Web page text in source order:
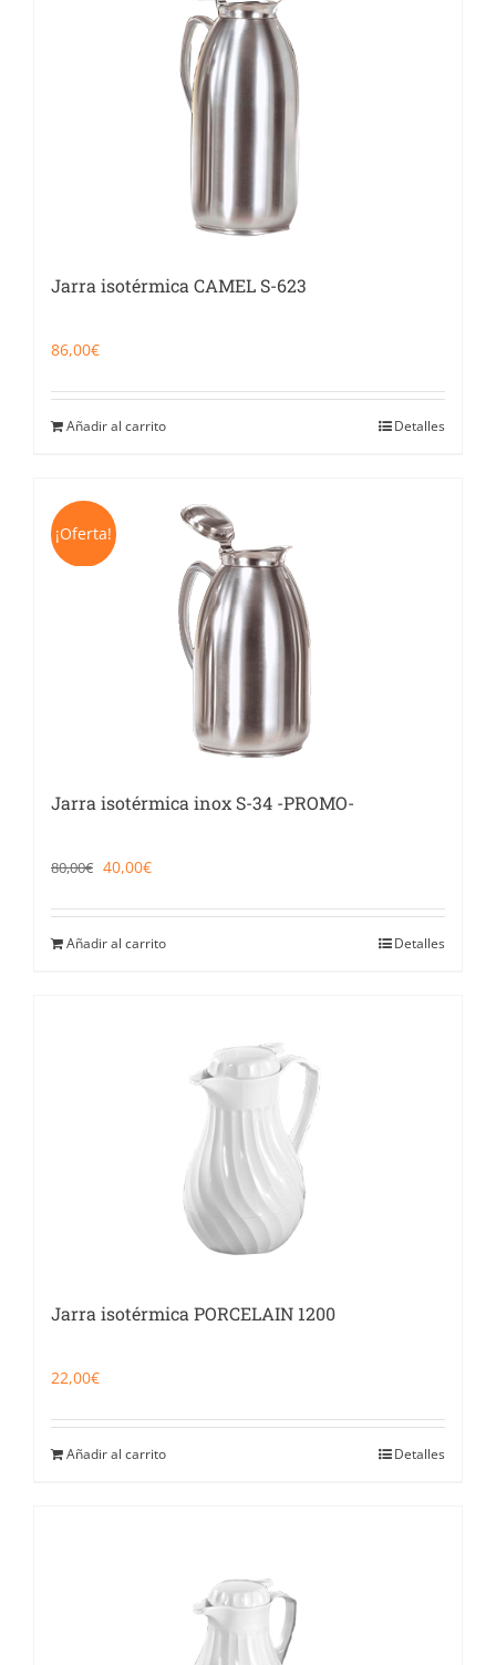
Jarra isotérmica CAMEL S-623
86,00€
Añadir al carrito Detalles
¡Oferta!
Jarra isotérmica inox S-34 -PROMO-
80,00€ El
era:
80,00€.
40,00€El
es:
40,00€.
Añadir al carrito Detalles
Jarra isotérmica PORCELAIN 1200
22,00€
Añadir al carrito Detalles